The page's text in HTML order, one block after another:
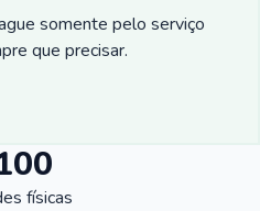
somente pelo serviço
que precisar.
físicas